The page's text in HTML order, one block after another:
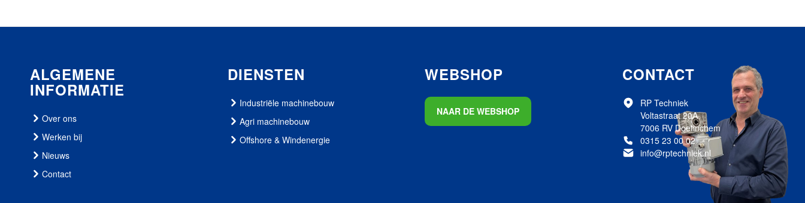
ALGEMENE
INFORMATIE
Over ons
Werken bij
Nieuws
Contact
DIENSTEN
Industriële machinebouw
Agri machinebouw
Offshore & Windenergie
WEBSHOP
NAAR DE WEBSHOP
CONTACT
RP Techniek
Voltastraat 20A
7006 RV Doetinchem
0315 23 00 02
info@rptechniek.nl